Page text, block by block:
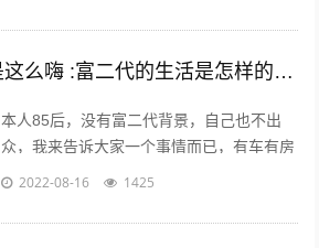
富二代短视频就是这么嗨 :富二代的生活是怎样的，和身边的朋友差距大吗？
本人85后，没有富二代背景，自己也不出
众，我来告诉大家一个事情而已，有车有房
其实不难，你努力一样可以拥有，不过家里
2022-08-16 1425